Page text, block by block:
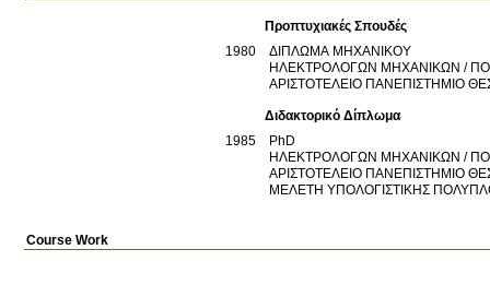
Προπτυχιακές Σπουδές
1980
ΔΙΠΛΩΜΑ ΜΗΧΑΝΙΚΟΥ
ΗΛΕΚΤΡΟΛΟΓΩΝ ΜΗΧΑΝΙΚΩΝ /
ΑΡΙΣΤΟΤΕΛΕΙΟ ΠΑΝΕΠΙΣΤΗΜΙΟ
Διδακτορικό Δίπλωμα
1985
PhD
ΗΛΕΚΤΡΟΛΟΓΩΝ ΜΗΧΑΝΙΚΩΝ /
ΑΡΙΣΤΟΤΕΛΕΙΟ ΠΑΝΕΠΙΣΤΗΜΙΟ
ΜΕΛΕΤΗ ΥΠΟΛΟΓΙΣΤΙΚΗΣ
Course Work